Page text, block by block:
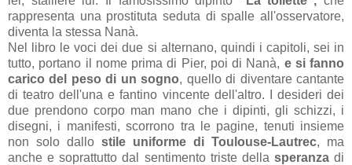
rappresenta una prostituta seduta di spalle all'osservatore,
diventa la stessa Nanà.
Nel libro le voci dei due si alternano, quindi i capitoli, sei in
tutto, portano il nome prima di Pier, poi di Nanà, e si fanno
carico del peso di un sogno, quello di diventare cantante
di teatro dell'una e fantino vincente dell'altro. I desideri dei
due prendono corpo man mano che i dipinti, gli schizzi, i
disegni, i manifesti, scorrono tra le pagine, tenuti insieme
non solo dallo stile uniforme di Toulouse-Lautrec, ma
anche e soprattutto dal sentimento triste della speranzadi